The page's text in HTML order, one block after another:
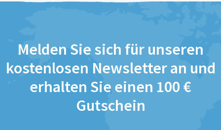
Melden Sie sich für unseren
kostenlosen Newsletter an und
erhalten Sie einen 100 €
Gutschein